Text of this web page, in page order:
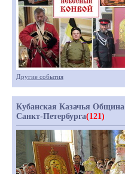
Другие события
Кубанская Казачья Община
Санкт-Петербурга(121)